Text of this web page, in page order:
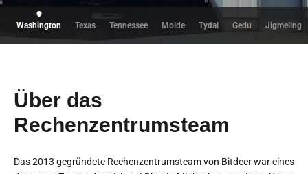
Washington Texas Tennessee Molde Tydal Gedu Jigmeling
Über das
Rechenzentrumsteam
Das 2013 gegründete Rechenzentrumsteam von Bitdeer war eines